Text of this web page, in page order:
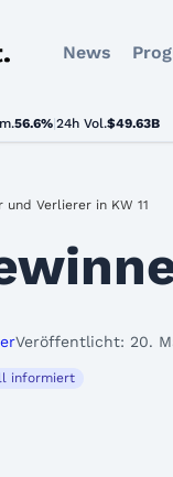
News
56.6% 24h Vol.$49.63B
$64,318.00▼0.5% ETH
und Verlierer in KW 11
Veröffentlicht: 20.
informiert